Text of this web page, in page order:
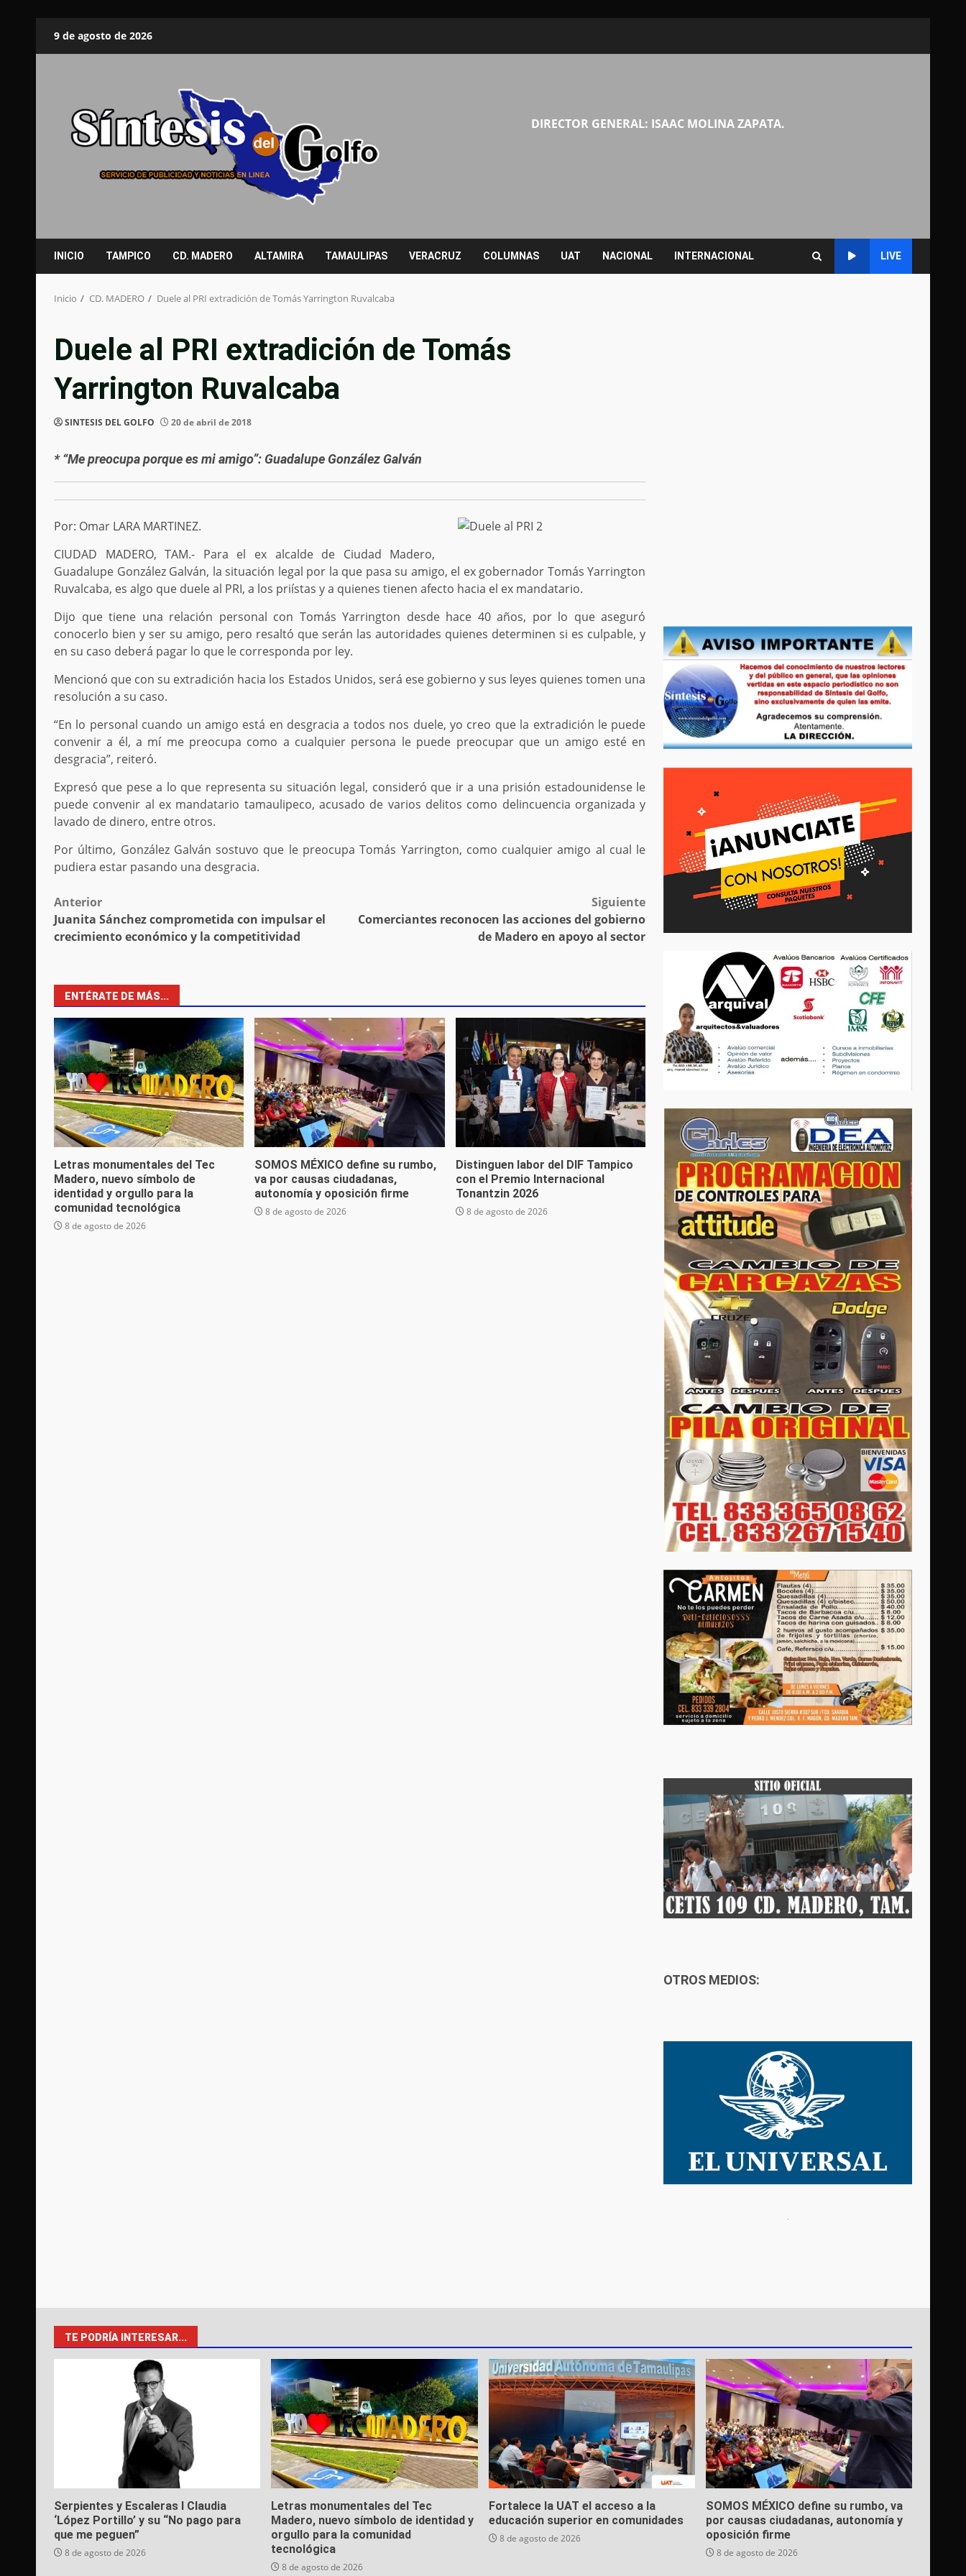
9 de agosto de 2026
DIRECTOR GENERAL: ISAAC MOLINA ZAPATA.
INICIO TAMPICO CD. MADERO ALTAMIRA TAMAULIPAS VERACRUZ COLUMNAS UAT NACIONAL INTERNACIONAL LIVE
Inicio CD. MADERO Duele al PRI extradición de Tomás Yarrington Ruvalcaba
Duele al PRI extradición de Tomás
Yarrington Ruvalcaba
SINTESIS DEL GOLFO 20 de abril de 2018
* “Me preocupa porque es mi amigo”: Guadalupe González Galván
Por: Omar LARA MARTINEZ.
CIUDAD MADERO, TAM.- Para el ex alcalde de Ciudad Madero,
Guadalupe González Galván, la situación legal por la que pasa su amigo, el ex gobernador Tomás Yarrington
Ruvalcaba, es algo que duele al PRI, a los priístas y a quienes tienen afecto hacia el ex mandatario.
Dijo que tiene una relación personal con Tomás Yarrington desde hace 40 años, por lo que aseguró
conocerlo bien y ser su amigo, pero resaltó que serán las autoridades quienes determinen si es culpable, y
en su caso deberá pagar lo que le corresponda por ley.
Mencionó que con su extradición hacia los Estados Unidos, será ese gobierno y sus leyes quienes tomen una
resolución a su caso.
“En lo personal cuando un amigo está en desgracia a todos nos duele, yo creo que la extradición le puede
convenir a él, a mí me preocupa como a cualquier persona le puede preocupar que un amigo esté en
desgracia”, reiteró.
Expresó que pese a lo que representa su situación legal, consideró que ir a una prisión estadounidense le
puede convenir al ex mandatario tamaulipeco, acusado de varios delitos como delincuencia organizada y
lavado de dinero, entre otros.
Por último, González Galván sostuvo que le preocupa Tomás Yarrington, como cualquier amigo al cual le
pudiera estar pasando una desgracia.
Post
navigation
Anterior
Juanita Sánchez comprometida con impulsar el
crecimiento económico y la competitividad
Siguiente
Comerciantes reconocen las acciones del gobierno
de Madero en apoyo al sector
ENTÉRATE DE MÁS...
Letras monumentales del Tec
Madero, nuevo símbolo de
identidad y orgullo para la
comunidad tecnológica
8 de agosto de 2026
SOMOS MÉXICO define su rumbo,
va por causas ciudadanas,
autonomía y oposición firme
8 de agosto de 2026
Distinguen labor del DIF Tampico
con el Premio Internacional
Tonantzin 2026
8 de agosto de 2026
OTROS MEDIOS:
TE PODRÍA INTERESAR...
Serpientes y Escaleras I Claudia
‘López Portillo’ y su “No pago para
que me peguen”
8 de agosto de 2026
Letras monumentales del Tec
Madero, nuevo símbolo de identidad y
orgullo para la comunidad
tecnológica
8 de agosto de 2026
Fortalece la UAT el acceso a la
educación superior en comunidades
8 de agosto de 2026
SOMOS MÉXICO define su rumbo, va
por causas ciudadanas, autonomía y
oposición firme
8 de agosto de 2026